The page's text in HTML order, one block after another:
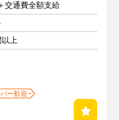
交通費全額支給
以上
ー歓迎